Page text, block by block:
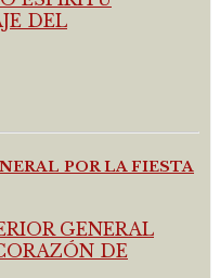
POR LA FIESTA